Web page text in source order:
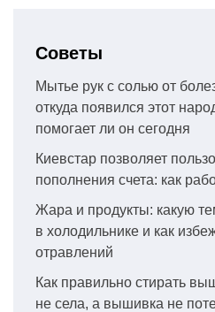
Советы
Мытье рук с солью от
откуда появился этот
помогает ли он сегодня
Киевстар позволяет
пополнения счета: как
Жара и продукты: какую
в холодильнике и как
отравлений
Как правильно стирать
не села, а вышивка не